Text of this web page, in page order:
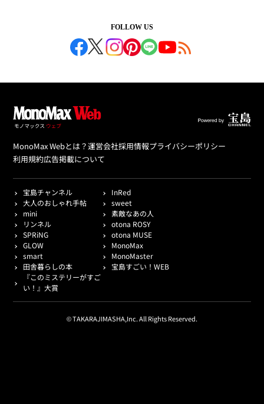
FOLLOW US
MonoMax Webとは？運営会社採用情報プライバシーポリシー
利用規約広告掲載について
宝島チャンネル
InRed
大人のおしゃれ手帖
sweet
mini
素敵なあの人
リンネル
otona ROSY
SPRiNG
otona MUSE
GLOW
MonoMax
smart
MonoMaster
田舎暮らしの本
宝島すごい！WEB
『このミステリーがすご
い！』大賞
© TAKARAJIMASHA,Inc. All Rights Reserved.